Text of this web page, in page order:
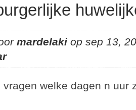
mardelaki op sep 13,
vragen welke dagen n uur